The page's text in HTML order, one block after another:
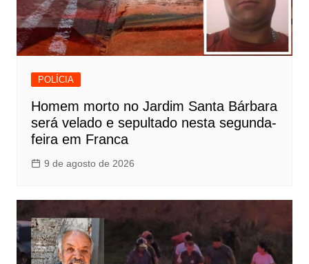
POLÍCIA
Homem morto no Jardim Santa Bárbara
será velado e sepultado nesta segunda-
feira em Franca
9 de agosto de 2026